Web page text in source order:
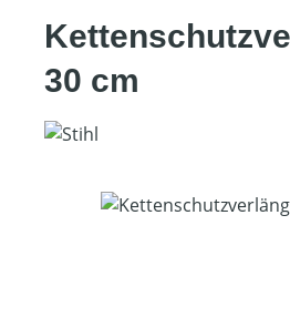
30 cm
Bildergalerie überspringen